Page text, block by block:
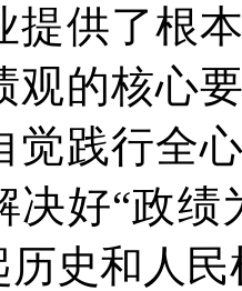
提供了根
观的核心
觉践行全
决好“政
史和人